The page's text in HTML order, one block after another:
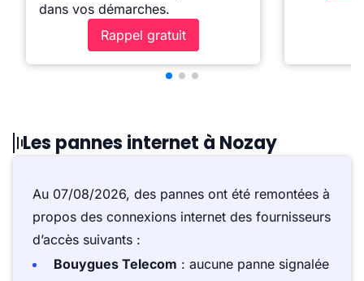
dans vos démarches.
Rappel gratuit
Les pannes internet à Nozay
Au 07/08/2026, des pannes ont été remontées à
propos des connexions internet des fournisseurs
d’accès suivants :
Bouygues Telecom : aucune panne signalée